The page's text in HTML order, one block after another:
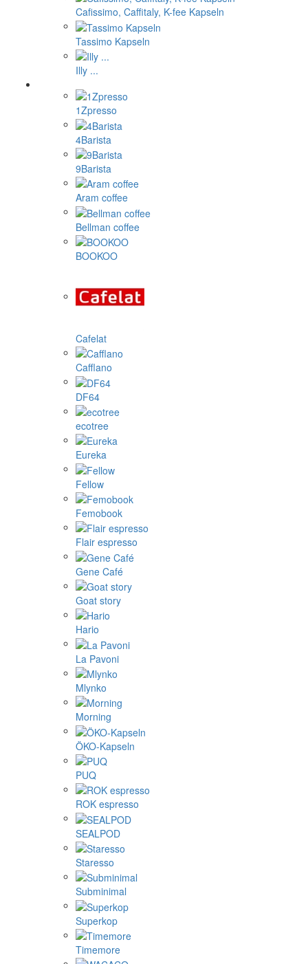
Cafissimo, Caffitaly, K-fee Kapseln
Tassimo Kapseln
Illy ...
1Zpresso
4Barista
9Barista
Aram coffee
Bellman coffee
BOOKOO
Cafelat
Cafflano
DF64
ecotree
Eureka
Fellow
Femobook
Flair espresso
Gene Café
Goat story
Hario
La Pavoni
Mlynko
Morning
ÖKO-Kapseln
PUQ
ROK espresso
SEALPOD
Staresso
Subminimal
Superkop
Timemore